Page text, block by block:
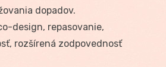
dopadov.
design, repasovanie,
rozšírená zodpovednosť